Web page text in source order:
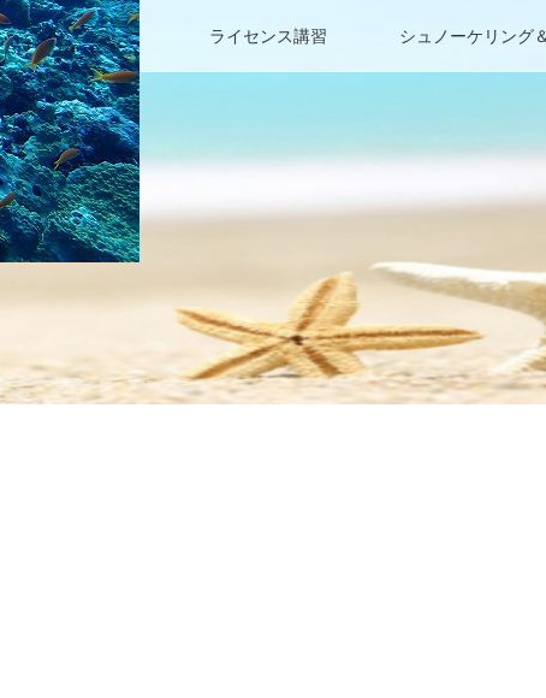
ファンダイビング ライセンス講習 シュノーケリング